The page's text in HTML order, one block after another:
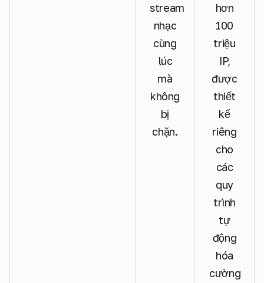
stream
nhạc
cùng
lúc
mà
không
bị
chặn.
hơn
100
triệu
IP,
được
thiết
kế
riêng
cho
các
quy
trình
tự
động
hóa
cường